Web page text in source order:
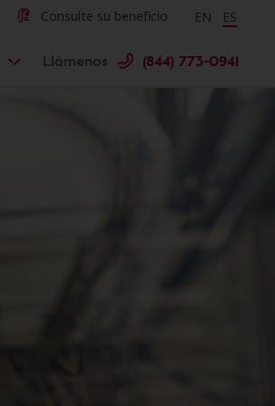
Consulte su beneficio EN ES
Llámenos (844) 773-0941